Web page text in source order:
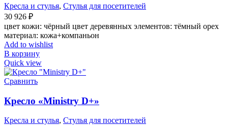
Кресла и стулья, Стулья для посетителей
30 926 ₽
цвет кожи: чёрный цвет деревянных элементов: тёмный орех
материал: кожа+компаньон
Add to wishlist
В корзину
Quick view
Сравнить
Кресло «Ministry D+»
Кресла и стулья, Стулья для посетителей